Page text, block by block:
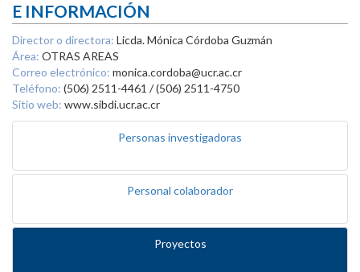
E INFORMACIÓN
Director o directora: Licda. Mónica Córdoba Guzmán
Área: OTRAS AREAS
Correo electrónico: monica.cordoba@ucr.ac.cr
Teléfono: (506) 2511-4461 / (506) 2511-4750
Sitio web: www.sibdi.ucr.ac.cr
Personas investigadoras
Personal colaborador
Proyectos